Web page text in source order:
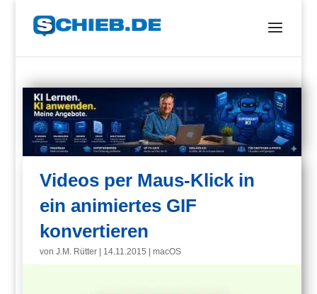
Videos per Maus-Klick in
ein animiertes GIF
konvertieren
vonJ.M. Rütter 14.11.2015 |macOS